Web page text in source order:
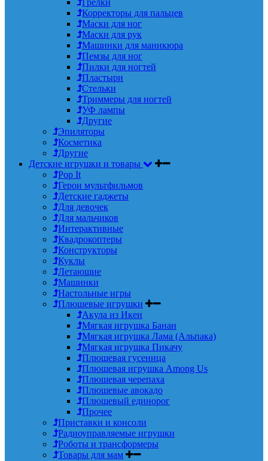
Корректоры для пальцев
Маски для ног
Маски для рук
Машинки для маникюра
Пемзы для ног
Пилки для ногтей
Пластыри
Стельки
Триммеры для ногтей
УФ лампы
Другие
Эпиляторы
Косметика
Другие
Детские игрушки и товары
Pop It
Герои мультфильмов
Детские гаджеты
Для девочек
Для мальчиков
Интерактивные
Квадрокоптеры
Конструкторы
Куклы
Летающие
Машинки
Настольные игры
Плюшевые игрушки
Акула из Икеи
Мягкая игрушка Банан
Мягкая игрушка Лама (Альпака)
Мягкая игрушка Пикачу
Плюшевая гусеница
Плюшевая игрушка Among Us
Плюшевая черепаха
Плюшевые авокадо
Плюшевый единорог
Прочее
Приставки и консоли
Радиоуправляемые игрушки
Роботы и трансформеры
Товары для мам